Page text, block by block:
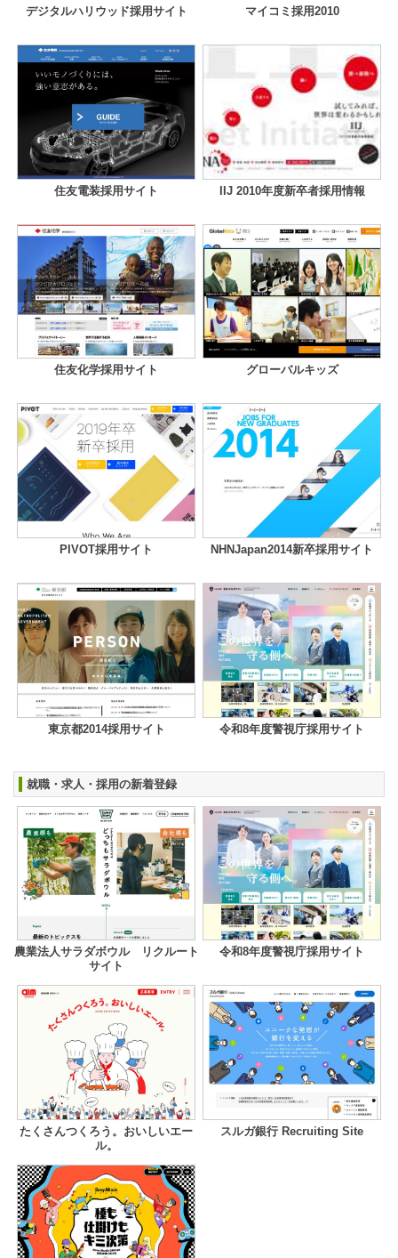
デジタルハリウッド採用サイト マイコミ採用2010
住友電装採用サイト IIJ 2010年度新卒者採用情報
住友化学採用サイト グローバルキッズ
PIVOT採用サイト NHNJapan2014新卒採用サイト
東京都2014採用サイト 令和8年度警視庁採用サイト
就職・求人・採用の新着登録
農業法人サラダボウル リクルート
サイト
令和8年度警視庁採用サイト
たくさんつくろう。おいしいエー
ル。
スルガ銀行 Recruiting Site